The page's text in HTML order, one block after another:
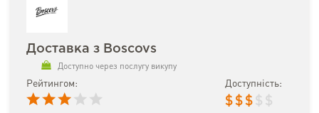
Доставка з Boscovs
Доступно через послугу викупу
Рейтингом: Доступність:
$ $ $ $ $